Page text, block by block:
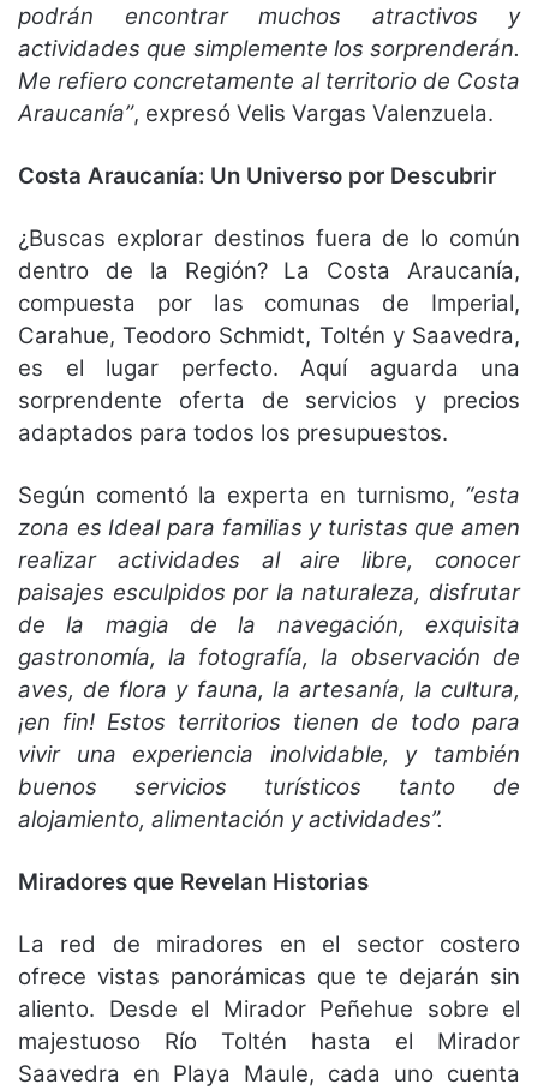
podrán encontrar muchos atractivos y
actividades que simplemente los sorprenderán.
Me refiero concretamente al territorio de Costa
Araucanía”, expresó Velis Vargas Valenzuela.
Costa Araucanía: Un Universo por Descubrir
¿Buscas explorar destinos fuera de lo común
dentro de la Región? La Costa Araucanía,
compuesta por las comunas de Imperial,
Carahue, Teodoro Schmidt, Toltén y Saavedra,
es el lugar perfecto. Aquí aguarda una
sorprendente oferta de servicios y precios
adaptados para todos los presupuestos.
Según comentó la experta en turnismo, “esta
zona es Ideal para familias y turistas que amen
realizar actividades al aire libre, conocer
paisajes esculpidos por la naturaleza, disfrutar
de la magia de la navegación, exquisita
gastronomía, la fotografía, la observación de
aves, de flora y fauna, la artesanía, la cultura,
¡en fin! Estos territorios tienen de todo para
vivir una experiencia inolvidable, y también
buenos servicios turísticos tanto de
alojamiento, alimentación y actividades”.
Miradores que Revelan Historias
La red de miradores en el sector costero
ofrece vistas panorámicas que te dejarán sin
aliento. Desde el Mirador Peñehue sobre el
majestuoso Río Toltén hasta el Mirador
Saavedra en Playa Maule, cada uno cuenta